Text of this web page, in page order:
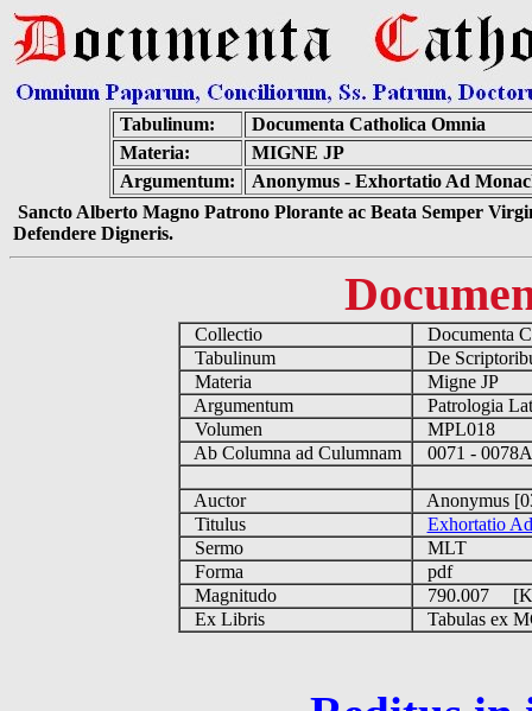
Tabulinum:
Documenta Catholica Omnia
Materia:
MIGNE JP
Argumentum:
Anonymus - Exhortatio Ad
Sancto Alberto Magno Patrono Plorante ac Beata Semper
Defendere Digneris.
Collectio
Documenta
Tabulinum
De
Materia
Migne JP
Argumentum
Patrologia
Volumen
MPL018
Ab Columna ad Culumnam
0071 -
Auctor
Anonymus
Titulus
Exhortatio
Sermo
MLT
Forma
pdf
Magnitudo
790.007
Ex Libris
Tabulas ex